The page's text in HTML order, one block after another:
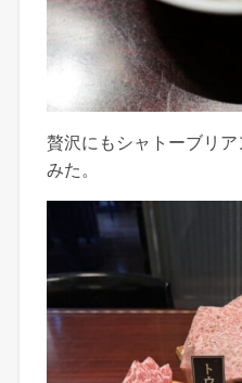
贅沢にもシャトーブリ
みた。